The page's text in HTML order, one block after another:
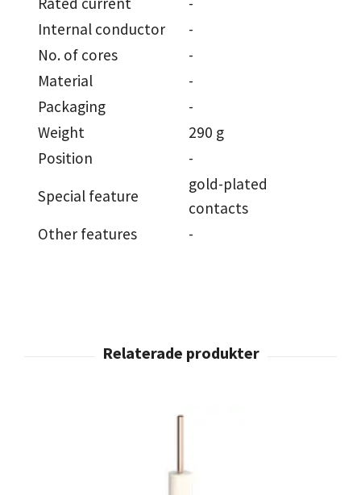
Internal conductor
-
No. of cores
-
Material
-
Packaging
-
Weight
290 g
Position
-
Special feature
gold-plated
contacts
Other features
-